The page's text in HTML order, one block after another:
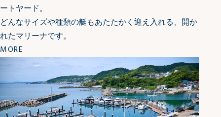
ートヤード。
どんなサイズや種類の艇もあたたかく迎え入れる、開か
れたマリーナです。
MORE